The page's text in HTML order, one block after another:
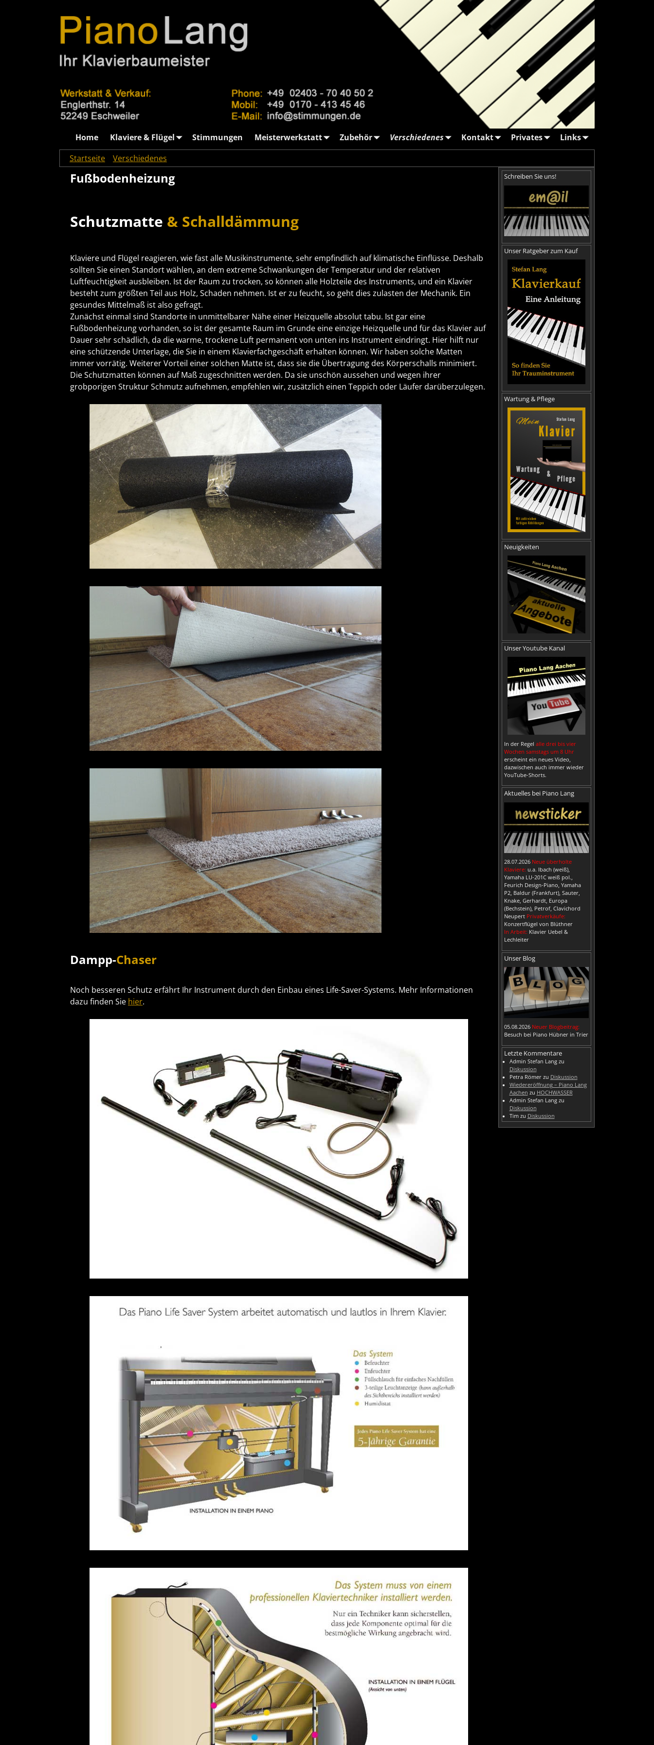
Home Klaviere & Flügel Stimmungen Meisterwerkstatt Zubehör Verschiedenes Kontakt Privates
Links
Startseite
Verschiedenes
Fußbodenheizung
Schutzmatte & Schalldämmung
Klaviere und Flügel reagieren, wie fast alle Musikinstrumente, sehr empfindlich auf klimatische Einflüsse. Deshalb
sollten Sie einen Standort wählen, an dem extreme Schwankungen der Temperatur und der relativen
Luftfeuchtigkeit ausbleiben. Ist der Raum zu trocken, so können alle Holzteile des Instruments, und ein Klavier
besteht zum größten Teil aus Holz, Schaden nehmen. Ist er zu feucht, so geht dies zulasten der Mechanik. Ein
gesundes Mittelmaß ist also gefragt.
Zunächst einmal sind Standorte in unmittelbarer Nähe einer Heizquelle absolut tabu. Ist gar eine
Fußbodenheizung vorhanden, so ist der gesamte Raum im Grunde eine einzige Heizquelle und für das Klavier auf
Dauer sehr schädlich, da die warme, trockene Luft permanent von unten ins Instrument eindringt. Hier hilft nur
eine schützende Unterlage, die Sie in einem Klavierfachgeschäft erhalten können. Wir haben solche Matten
immer vorrätig. Weiterer Vorteil einer solchen Matte ist, dass sie die Übertragung des Körperschalls minimiert.
Die Schutzmatten können auf Maß zugeschnitten werden. Da sie unschön aussehen und wegen ihrer
grobporigen Struktur Schmutz aufnehmen, empfehlen wir, zusätzlich einen Teppich oder Läufer darüberzulegen.
Dampp-Chaser
Noch besseren Schutz erfährt Ihr Instrument durch den Einbau eines Life-Saver-Systems. Mehr Informationen
dazu finden Sie hier.
Schreiben Sie uns!
Unser Ratgeber zum Kauf
Wartung & Pflege
Neuigkeiten
Unser Youtube Kanal
In der Regel alle drei bis vier
Wochen samstags um 8 Uhr
erscheint ein neues Video,
dazwischen auch immer wieder
YouTube-Shorts.
Aktuelles bei Piano Lang
28.07.2026 Neue überholte
Klaviere: u.a. Ibach (weiß),
Yamaha LU-201C weiß pol.,
Feurich Design-Piano, Yamaha
P2, Baldur (Frankfurt), Sauter,
Knake, Gerhardt, Europa
(Bechstein), Petrof, Clavichord
Neupert Privatverkäufe:
Konzertflügel von Blüthner
In Arbeit: Klavier Uebel &
Lechleiter
Unser Blog
05.08.2026 Neuer Blogbeitrag:
Besuch bei Piano Hübner in Trier
Letzte Kommentare
Admin Stefan Langzu
Diskussion
Petra Römerzu Diskussion
Wiedereröffnung – Piano Lang
Aachen zu HOCHWASSER
Admin Stefan Langzu
Diskussion
Timzu Diskussion